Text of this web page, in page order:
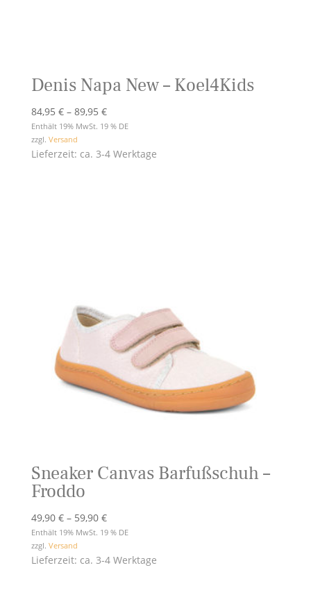
Denis Napa New – Koel4Kids
84,95 € – 89,95 €Preisspanne:
84,95 €
89,95 €
Enthält 19% MwSt. 19 % DE
zzgl. Versand
Lieferzeit: ca. 3-4 Werktage
Sneaker Canvas Barfußschuh –
Froddo
49,90 € – 59,90 €Preisspanne:
49,90 €
59,90 €
Enthält 19% MwSt. 19 % DE
zzgl. Versand
Lieferzeit: ca. 3-4 Werktage